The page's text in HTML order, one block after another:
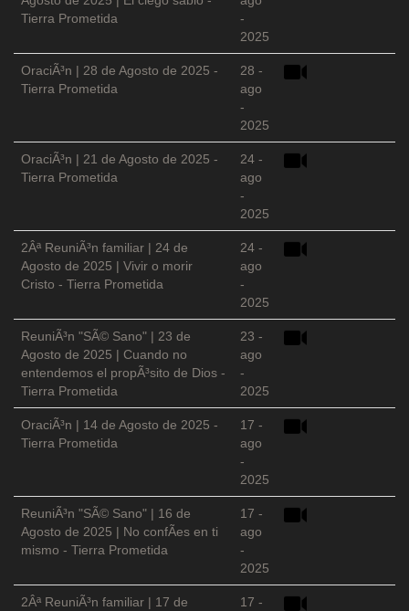
Tierra Prometida
-
2025
OraciÃ³n | 28 de Agosto de 2025 -
Tierra Prometida
28 -
ago
-
2025
OraciÃ³n | 21 de Agosto de 2025 -
Tierra Prometida
24 -
ago
-
2025
2Âª ReuniÃ³n familiar | 24 de
Agosto de 2025 | Vivir o morir
Cristo - Tierra Prometida
24 -
ago
-
2025
ReuniÃ³n "SÃ© Sano" | 23 de
Agosto de 2025 | Cuando no
entendemos el propÃ³sito de Dios -
Tierra Prometida
23 -
ago
-
2025
OraciÃ³n | 14 de Agosto de 2025 -
Tierra Prometida
17 -
ago
-
2025
ReuniÃ³n "SÃ© Sano" | 16 de
Agosto de 2025 | No confÃ­es en ti
mismo - Tierra Prometida
17 -
ago
-
2025
2Âª ReuniÃ³n familiar | 17 de
17 -